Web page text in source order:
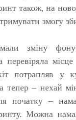
також, на
змогу
зміну
потрапляв у
тепер – нехай
початку –
Можна